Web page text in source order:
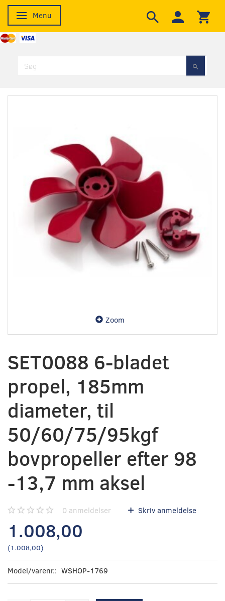
Skifte navigation
Menu
Zoom
SET0088 6-bladet
propel, 185mm
diameter, til
50/60/75/95kgf
bovpropeller efter 98
-13,7 mm aksel
0 anmeldelser Skriv anmeldelse
1.008,00
(1.008,00)
Model/varenr.: WSHOP-1769